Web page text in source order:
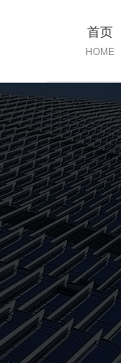
首页
HOME